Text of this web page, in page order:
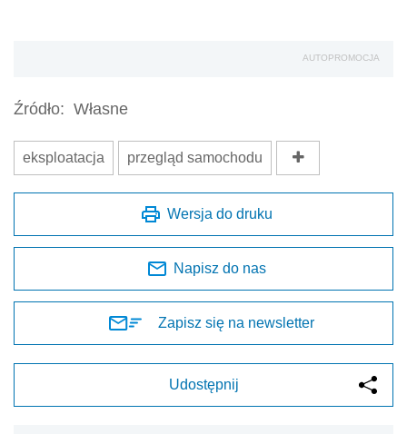
AUTOPROMOCJA
Źródło: Własne
eksploatacja przegląd samochodu
Wersja do druku
Napisz do nas
Zapisz się na newsletter
Udostępnij